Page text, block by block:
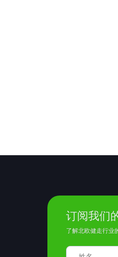
订阅我们
了解北欧健走行业